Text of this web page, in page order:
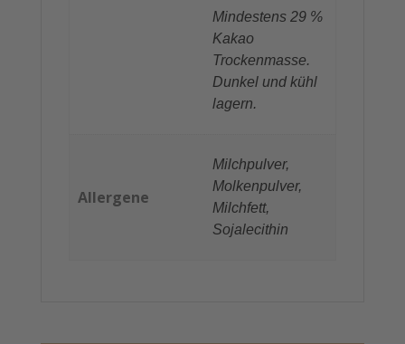
Mindestens 29 %
Kakao
Trockenmasse.
Dunkel und kühl
lagern.
Allergene
Milchpulver,
Molkenpulver,
Milchfett,
Sojalecithin